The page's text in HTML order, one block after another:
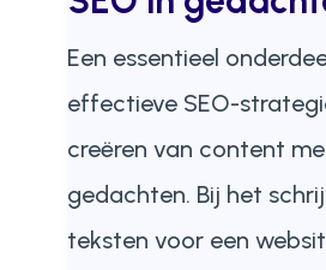
Een essentieel
effectieve SEO-
creëren van content
gedachten. Bij het
teksten voor een